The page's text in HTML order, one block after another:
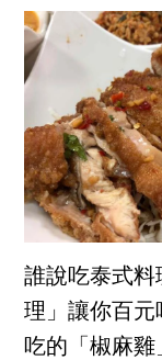
誰說吃泰式
理」讓你百
吃的「椒麻